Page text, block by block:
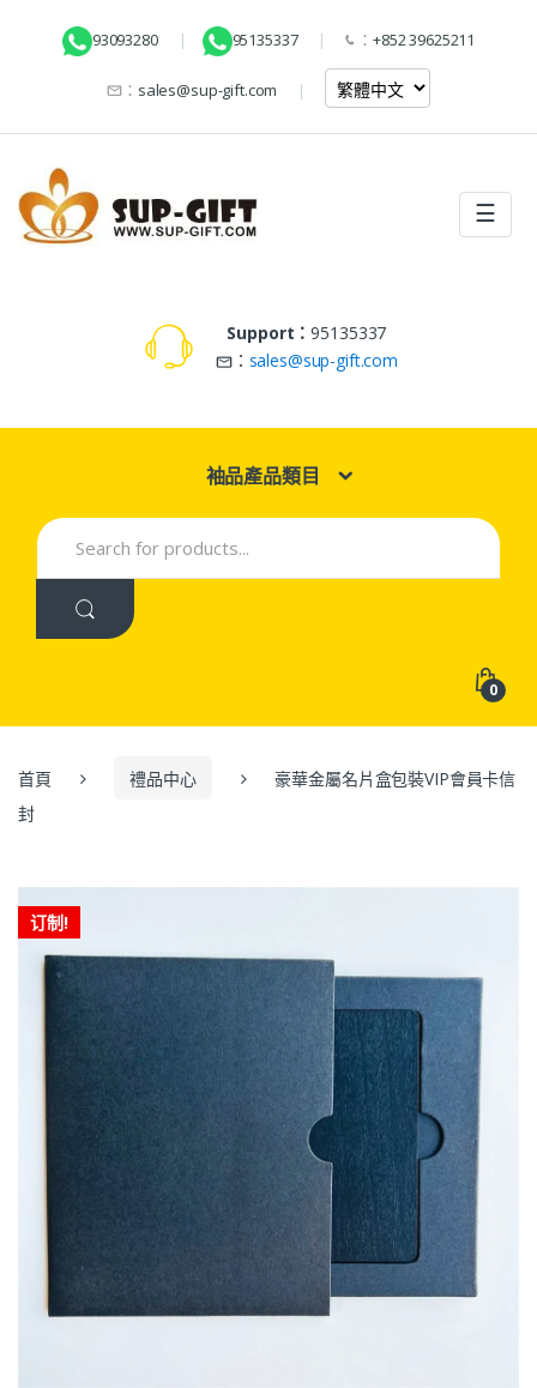
93093280 95135337 ： +852 39625211
： sales@sup-gift.com
☰
Support：95135337
： sales@sup-gift.com
袖品產品類目
Search
for:
0
首頁 禮品中心
豪華金屬名片盒包裝VIP會員卡信
封
订制!